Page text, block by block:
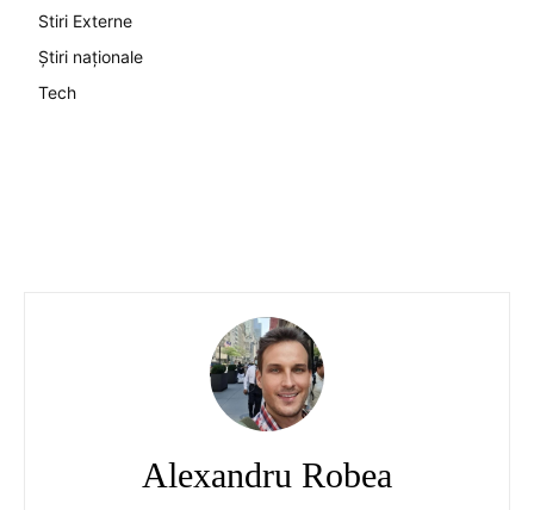
Stiri Externe
Știri naționale
Tech
Alexandru Robea